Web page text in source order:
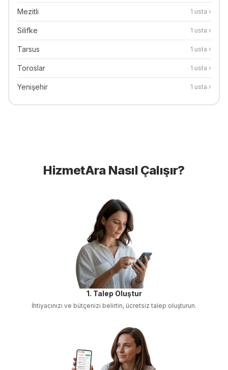
Mezitli 1 usta ›
Silifke 1 usta ›
Tarsus 1 usta ›
Toroslar 1 usta ›
Yenişehir 1 usta ›
HizmetAra Nasıl Çalışır?
1. Talep Oluştur
İhtiyacınızı ve bütçenizi belirtin, ücretsiz talep oluşturun.